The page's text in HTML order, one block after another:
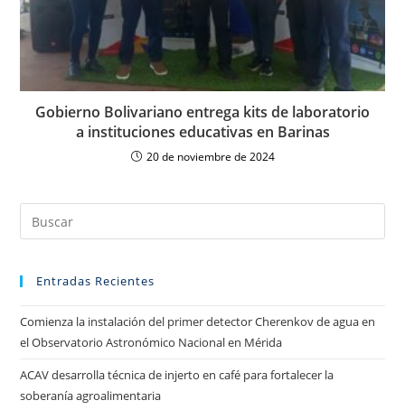
Gobierno Bolivariano entrega kits de laboratorio
a instituciones educativas en Barinas
20 de noviembre de 2024
Entradas Recientes
Comienza la instalación del primer detector Cherenkov de agua en
el Observatorio Astronómico Nacional en Mérida
ACAV desarrolla técnica de injerto en café para fortalecer la
soberanía agroalimentaria